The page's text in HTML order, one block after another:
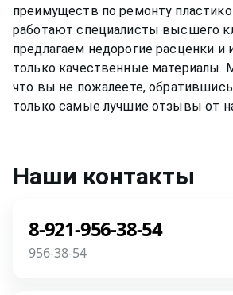
преимуществ по ремонту
работают специалисты высшего
предлагаем недорогие расценки и
только качественные материалы.
что вы не пожалеете,
только самые лучшие отзывы от
Наши контакты
8-921-956-38-54
956-38-54